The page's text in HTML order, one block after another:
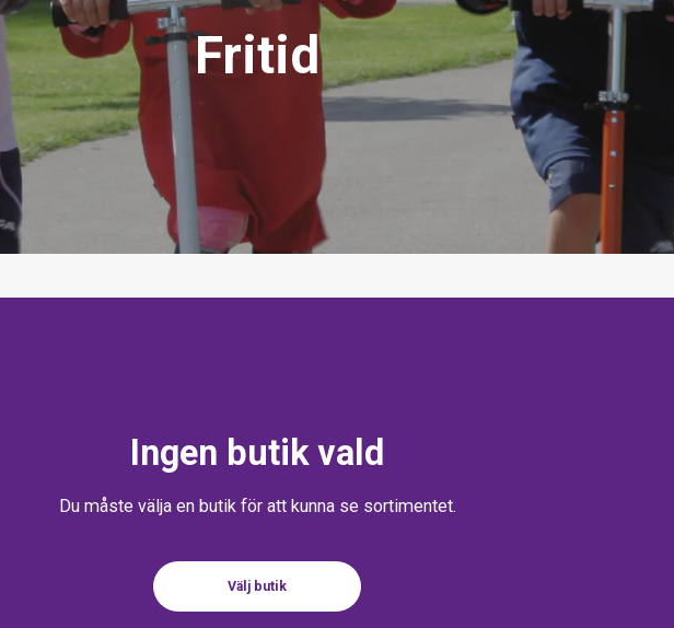
Fritid
Ingen butik vald
Du måste välja en butik för att kunna se sortimentet.
Välj butik